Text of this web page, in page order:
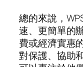
總的來說，
速、更簡單的
費或經濟實惠
對保護、協助